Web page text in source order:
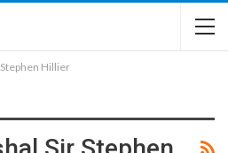
Hillier